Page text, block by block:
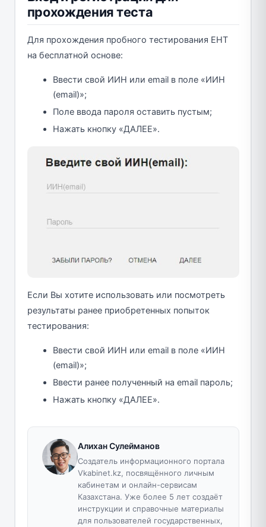
прохождения теста
Для прохождения пробного тестирования ЕНТ
на бесплатной основе:
Ввести свой ИИН или email в поле «ИИН
(email)»;
Поле ввода пароля оставить пустым;
Нажать кнопку «ДАЛЕЕ».
Если Вы хотите использовать или посмотреть
результаты ранее приобретенных попыток
тестирования:
Ввести свой ИИН или email в поле «ИИН
(email)»;
Ввести ранее полученный на email пароль;
Нажать кнопку «ДАЛЕЕ».
Алихан Сулейманов
Создатель информационного портала
Vkabinet.kz, посвящённого личным
кабинетам и онлайн-сервисам
Казахстана. Уже более 5 лет создаёт
инструкции и справочные материалы
для пользователей государственных,